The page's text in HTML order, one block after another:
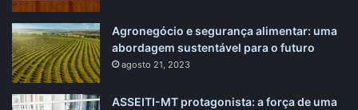
Agronegócio e segurança alimentar: uma
abordagem sustentável para o futuro
agosto 21, 2023
ASSEITI-MT protagonista: a força de uma